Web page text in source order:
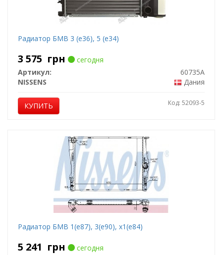
Радиатор БМВ 3 (е36), 5 (е34)
3 575 грн
сегодня
Артикул:
60735A
NISSENS
Дания
КУПИТЬ Код: 52093-5
Радиатор БМВ 1(е87), 3(е90), х1(е84)
5 241 грн
сегодня